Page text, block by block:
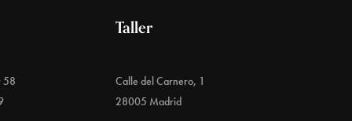
58
Taller
Calle del Carnero, 1
28005 Madrid